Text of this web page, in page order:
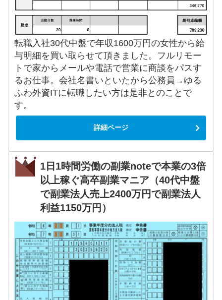
転職入社30代中盤で年収1600万円の女性から給
与明細を買い取らせて頂きました。フルリモー
トで家からメールや電話で営業に商談をパスす
るお仕事。会社名書いといたから公務員→ゆる
ふわ外資ITに転職したい方は是非とのことで
す。
詳細ページ
1日1時間労働の副業noteで本業の3倍
以上稼ぐ高卒副業マニア（40代中盤
で副業法人売上2400万円で副業法人
利益1150万円）